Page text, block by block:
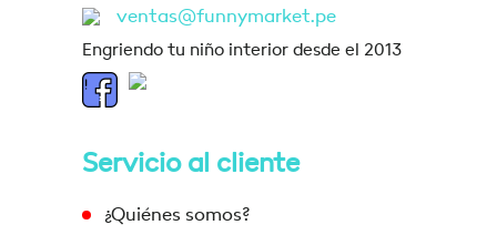
ventas@funnymarket.pe
Engriendo tu niño interior desde el 2013
Servicio al cliente
¿Quiénes somos?